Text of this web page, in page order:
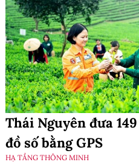
Thái Nguyên đưa
đồ số bằng GPS
HẠ TẦNG THÔNG MINH